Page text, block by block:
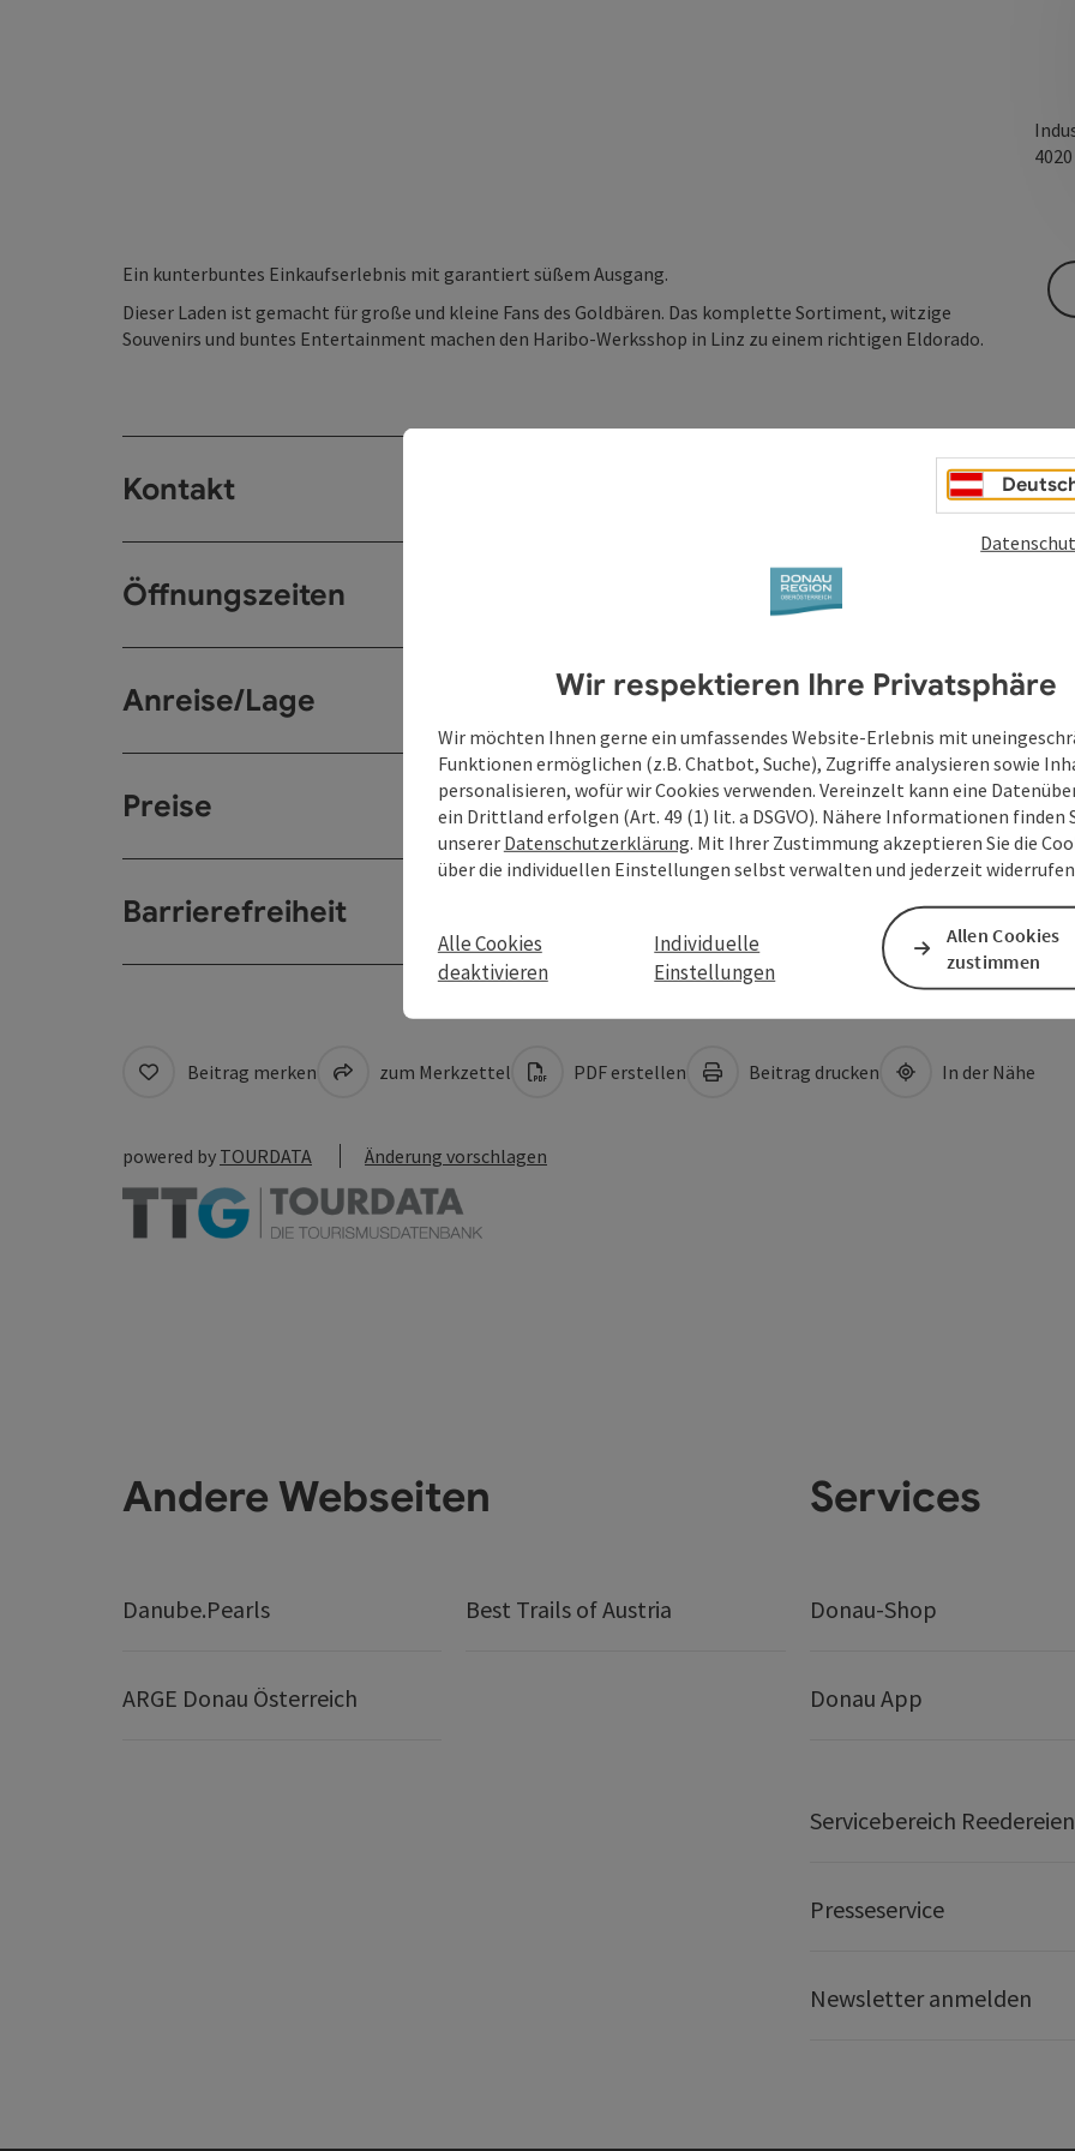
4020
Ein kunterbuntes Einkaufserlebnis mit garantiert süßem Ausgang.
Dieser Laden ist gemacht für große und kleine Fans des Goldbären. Das komplette Sortiment, witzige
Souvenirs und buntes Entertainment machen den Haribo-Werksshop in Linz zu einem richtigen Eldorado.
Kontakt
Öffnungszeiten
Anreise/Lage
Preise
Barrierefreiheit
Beitrag merken zum Merkzettel PDF erstellen Beitrag drucken In der Nähe
powered by TOURDATA Änderung vorschlagen
Andere Webseiten
Danube.Pearls Best Trails of Austria
ARGE Donau Österreich
Services
Donau-Shop
Donau App
Servicebereich Reedereien
Presseservice
Newsletter anmelden
Wir respektieren Ihre Privatsphäre
Wir möchten Ihnen gerne ein umfassendes Website-Erlebnis mit
Funktionen ermöglichen (z.B. Chatbot, Suche), Zugriffe analysieren sowie
personalisieren, wofür wir Cookies verwenden. Vereinzelt kann eine
ein Drittland erfolgen (Art. 49 (1) lit. a DSGVO). Nähere Informationen finden
unserer Datenschutzerklärung. Mit Ihrer Zustimmung akzeptieren Sie die
über die individuellen Einstellungen selbst verwalten und jederzeit
Alle Cookies
deaktivieren
Individuelle
Einstellungen
Allen Cookies
zustimmen